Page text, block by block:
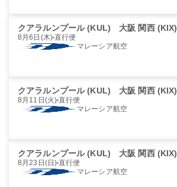
クアラルンプール (KUL) 大阪 関西 (KIX)
8月6日(木) 直行便
マレーシア航空
クアラルンプール (KUL) 大阪 関西 (KIX)
8月11日(火) 直行便
マレーシア航空
クアラルンプール (KUL) 大阪 関西 (KIX)
8月23日(日) 直行便
マレーシア航空